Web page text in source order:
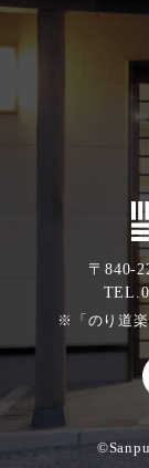
〒840-
※「のり道楽